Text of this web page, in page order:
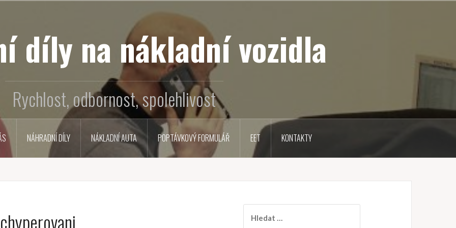
díly na nákladní vozidla
Rychlost, odbornost, spolehlivost
NÁHRADNÍ DÍLY NÁKLADNÍ AUTA POPTÁVKOVÝ FORMULÁŘ EET KONTAKTY